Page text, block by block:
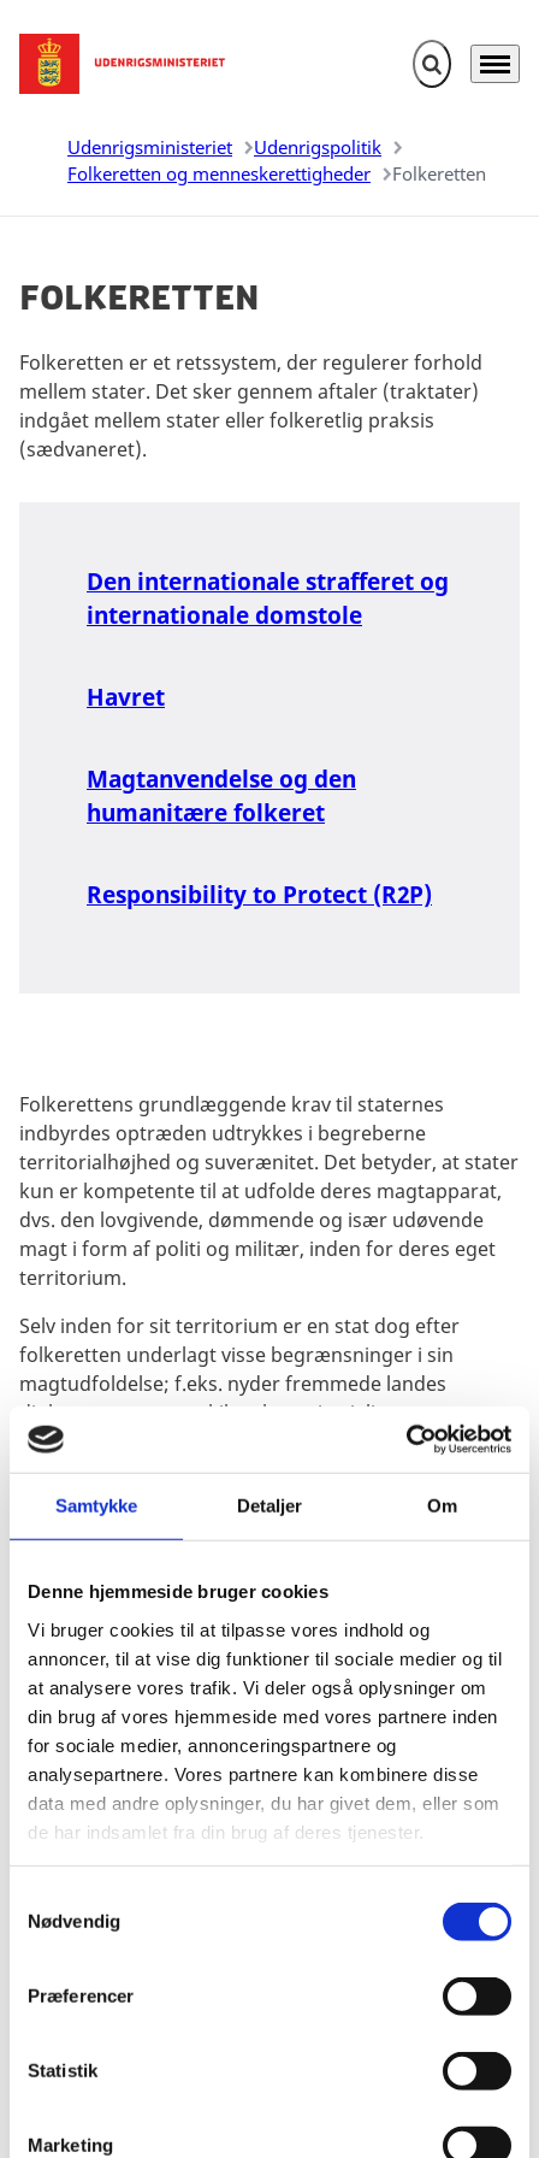
Samtykke Detaljer Om
Denne hjemmeside bruger cookies
Vi bruger cookies til at tilpasse vores indhold og
annoncer, til at vise dig funktioner til sociale medier og til
at analysere vores trafik. Vi deler også oplysninger om
din brug af vores hjemmeside med vores partnere inden
for sociale medier, annonceringspartnere og
analysepartnere. Vores partnere kan kombinere disse
data med andre oplysninger, du har givet dem, eller som
de har indsamlet fra din brug af deres tjenester.
Nødvendig
Præferencer
Statistik
Marketing
Gå til forsiden Fold søgefelt
Menu
Udenrigsministeriet
Udenrigspolitik
Folkeretten og menneskerettigheder
Folkeretten
Folkeretten
Folkeretten er et retssystem, der regulerer forhold
mellem stater. Det sker gennem aftaler (traktater)
indgået mellem stater eller folkeretlig praksis
(sædvaneret).
Den internationale strafferet og
internationale domstole
Havret
Magtanvendelse og den
humanitære folkeret
Responsibility to Protect (R2P)
Folkerettens grundlæggende krav til staternes
indbyrdes optræden udtrykkes i begreberne
territorialhøjhed og suverænitet. Det betyder, at stater
kun er kompetente til at udfolde deres magtapparat,
dvs. den lovgivende, dømmende og især udøvende
magt i form af politi og militær, inden for deres eget
territorium.
Selv inden for sit territorium er en stat dog efter
folkeretten underlagt visse begrænsninger i sin
magtudfoldelse; f.eks. nyder fremmede landes
diplomater og statsskibe eksterritorialitet, og
fremmede skibe har ret til uskadelig passage gennem
søterritoriet.
De grundlæggende folkeretlige regler bygger på
sædvaneret, som den har udkrystalliseret sig i
kommer aftaler, normalt kaldet traktater, der er
indgået direkte mellem to eller flere stater, samt den
praksis, der har udviklet sig i internationale domstole
og voldgiftsretter, især Den Internationale Domstol i
Haag.
Der findes folkeretlige regler om snart sagt alle
livsområder, der har et grænseoverskridende
element: telekommunikation, krigsfanger, miljø,
De Forenede Nationer (FN) er den centrale
folkerettens konventioner forhandles. FN's Pagt
trådte i kraft den 24. oktober 1945. I FN-pagten ligger
kimen til et internationalt samfund byggende på "the
rule of law", altså et internationalt retssamfund.
Pagten kan ses som det internationale samfunds